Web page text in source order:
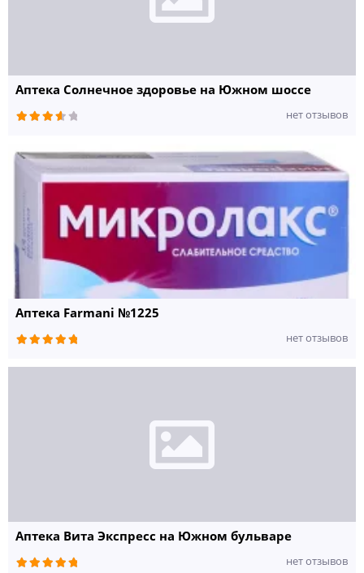
Аптека Солнечное здоровье на Южном шоссе
нет отзывов
Аптека Farmani №1225
нет отзывов
Аптека Вита Экспресс на Южном бульваре
нет отзывов